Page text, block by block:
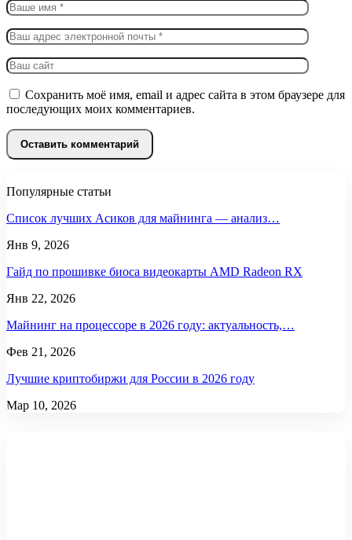
Сохранить моё имя, email и адрес сайта в этом браузере для
последующих моих комментариев.
Популярные статьи
Список лучших Асиков для майнинга — анализ…
Янв 9, 2026
Гайд по прошивке биоса видеокарты AMD Radeon RX
Янв 22, 2026
Майнинг на процессоре в 2026 году: актуальность,…
Фев 21, 2026
Лучшие криптобиржи для России в 2026 году
Мар 10, 2026